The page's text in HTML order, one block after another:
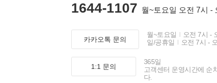
1644-1107 월~토요일 오전 7시 -
카카오톡 문의
월~토요일
오전 7시 -
일/공휴일
오전 7시 -
1:1 문의
365일
고객센터 운영시간에 순
다.